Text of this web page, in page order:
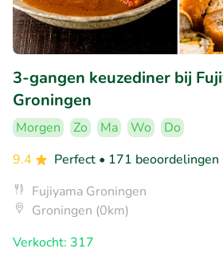
3-gangen keuzediner bij
Groningen
Morgen Zo Ma Wo
Do
9.4
Perfect • 171 beoordelingen
Fujiyama Groningen
Groningen (0km)
Verkocht: 317